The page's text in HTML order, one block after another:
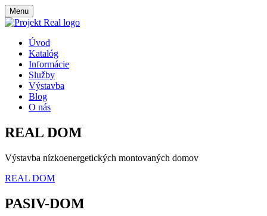
Menu
Úvod
Katalóg
Informácie
Služby
Výstavba
Blog
O nás
REAL DOM
Výstavba nízkoenergetických montovaných domov
REAL DOM
PASIV-DOM